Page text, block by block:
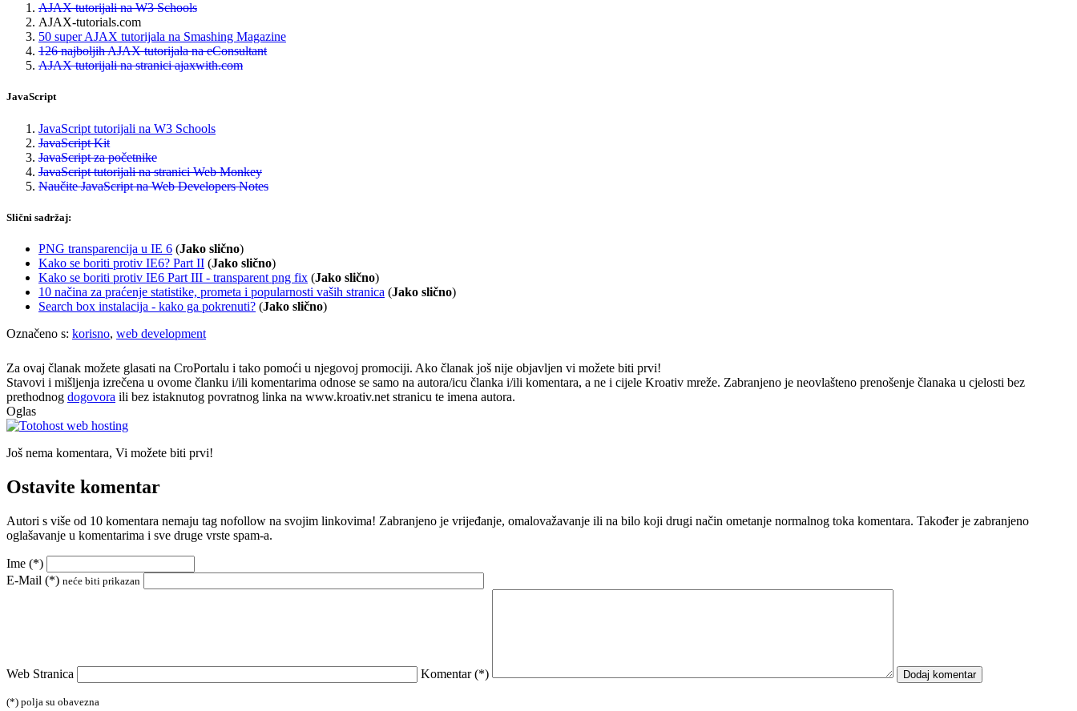
AJAX tutorijali na W3 Schools
AJAX-tutorials.com
50 super AJAX tutorijala na Smashing Magazine
126 najboljih AJAX tutorijala na eConsultant
AJAX tutorijali na stranici ajaxwith.com
JavaScript
JavaScript tutorijali na W3 Schools
JavaScript Kit
JavaScript za početnike
JavaScript tutorijali na stranici Web Monkey
Naučite JavaScript na Web Developers Notes
Slični sadržaj:
PNG transparencija u IE 6 (Jako slično)
Kako se boriti protiv IE6? Part II (Jako slično)
Kako se boriti protiv IE6 Part III - transparent png fix (Jako slično)
10 načina za praćenje statistike, prometa i popularnosti vaših stranica (Jako slično)
Search box instalacija - kako ga pokrenuti? (Jako slično)
Označeno s: korisno, web development
Za ovaj članak možete glasati na CroPortalu i tako pomoći u njegovoj promociji. Ako članak još nije objavljen vi možete biti prvi!
Stavovi i mišljenja izrečena u ovome članku i/ili komentarima odnose se samo na autora/icu članka i/ili komentara, a ne i cijele Kroativ mreže. Zabranjeno je neovlašteno prenošenje članaka u cjelosti bez
prethodnog dogovora ili bez istaknutog povratnog linka na www.kroativ.net stranicu te imena autora.
Oglas
Još nema komentara, Vi možete biti prvi!
Ostavite komentar
Autori s više od 10 komentara nemaju tag nofollow na svojim linkovima! Zabranjeno je vrijeđanje, omalovažavanje ili na bilo koji drugi način ometanje normalnog toka komentara. Također je zabranjeno
oglašavanje u komentarima i sve druge vrste spam-a.
Ime (*)
E-Mail (*) neće biti prikazan
Web Stranica Komentar (*)
(*) polja su obavezna